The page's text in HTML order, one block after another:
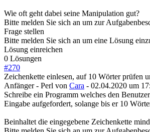
Wie oft geht dabei seine Manipulation gut?
Bitte melden Sie sich an um zur
Frage stellen
Bitte melden Sie sich an um eine Lösung
Lösung einreichen
0 Lösungen
#270
Zeichenkette einlesen, auf 10 Wörter prüfen
Anfänger - Perl von Cara - 02.04.2020 um
Schreibe ein Programm welches den
Eingabe aufgefordert, solange bis er 10
Beinhaltet die eingegebene Zeichenkette